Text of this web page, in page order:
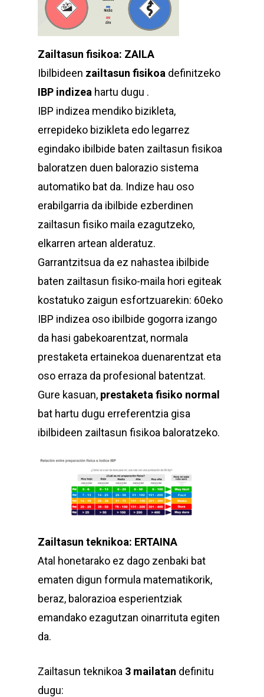
Zailtasun fisikoa: ZAILA
Ibilbideen zailtasun fisikoa definitzeko
IBP indizea hartu dugu .
IBP indizea mendiko bizikleta,
errepideko bizikleta edo legarrez
egindako ibilbide baten zailtasun fisikoa
baloratzen duen balorazio sistema
automatiko bat da. Indize hau oso
erabilgarria da ibilbide ezberdinen
zailtasun fisiko maila ezagutzeko,
elkarren artean alderatuz.
Garrantzitsua da ez nahastea ibilbide
baten zailtasun fisiko-maila hori egiteak
kostatuko zaigun esfortzuarekin: 60eko
IBP indizea oso ibilbide gogorra izango
da hasi gabekoarentzat, normala
prestaketa ertainekoa duenarentzat eta
oso erraza da profesional batentzat.
Gure kasuan, prestaketa fisiko normal
bat hartu dugu erreferentzia gisa
ibilbideen zailtasun fisikoa baloratzeko.
Zailtasun teknikoa: ERTAINA
Atal honetarako ez dago zenbaki bat
ematen digun formula matematikorik,
beraz, balorazioa esperientziak
emandako ezagutzan oinarrituta egiten
da.
Zailtasun teknikoa 3 mailatan definitu
dugu: